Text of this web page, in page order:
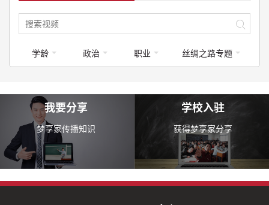
学龄 政治 职业 丝绸之路专题
我要分享
梦享家传播知识
学校入驻
获得梦享家分享